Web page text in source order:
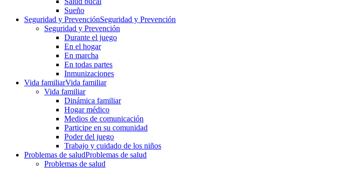
Sueño
Seguridad y PrevenciónSeguridad y Prevención
Seguridad y Prevención
Durante el juego
En el hogar
En marcha
En todas partes
Inmunizaciones
Vida familiarVida familiar
Vida familiar
Dinámica familiar
Hogar médico
Medios de comunicación
Participe en su comunidad
Poder del juego
Trabajo y cuidado de los niños
Problemas de saludProblemas de salud
Problemas de salud